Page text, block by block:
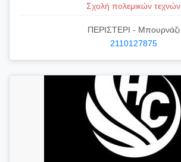
Σχολή πολεμικών τεχνών
ΠΕΡΙΣΤΕΡΙ - Μπουρνάζι
2110127875